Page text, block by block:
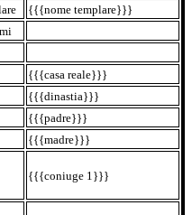
{{{nome templare}}}
{{{casa reale}}}
{{{dinastia}}}
{{{padre}}}
{{{madre}}}
{{{coniuge 1}}}